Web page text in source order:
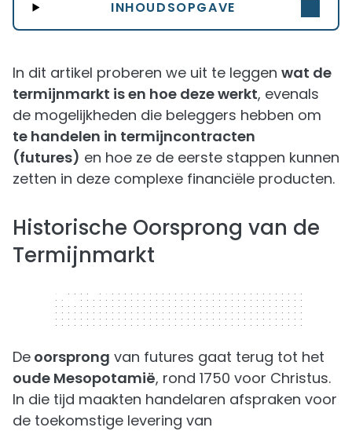
INHOUDSOPGAVE
In dit artikel proberen we uit te leggen wat de
termijnmarkt is en hoe deze werkt, evenals
de mogelijkheden die beleggers hebben om
te handelen in termijncontracten
(futures) en hoe ze de eerste stappen kunnen
zetten in deze complexe financiële producten.
Historische Oorsprong van de
Termijnmarkt
320 x 50
De oorsprong van futures gaat terug tot het
oude Mesopotamië, rond 1750 voor Christus.
In die tijd maakten handelaren afspraken voor
de toekomstige levering van